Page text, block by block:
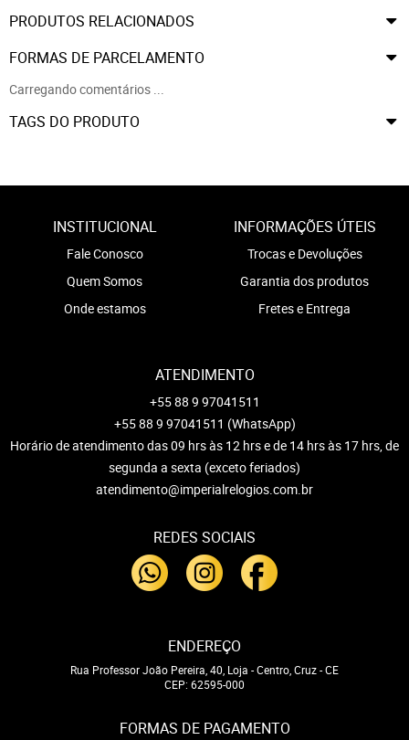
PRODUTOS RELACIONADOS
FORMAS DE PARCELAMENTO
Carregando comentários ...
TAGS DO PRODUTO
INSTITUCIONAL
Fale Conosco
Quem Somos
Onde estamos
INFORMAÇÕES ÚTEIS
Trocas e Devoluções
Garantia dos produtos
Fretes e Entrega
ATENDIMENTO
+55 88 9 97041511
+55 88 9 97041511 (WhatsApp)
Horário de atendimento das 09 hrs às 12 hrs e de 14 hrs às 17 hrs, de
segunda a sexta (exceto feriados)
atendimento@imperialrelogios.com.br
REDES SOCIAIS
ENDEREÇO
Rua Professor João Pereira, 40, Loja -Centro, Cruz-CE
CEP: 62595-000
FORMAS DE PAGAMENTO